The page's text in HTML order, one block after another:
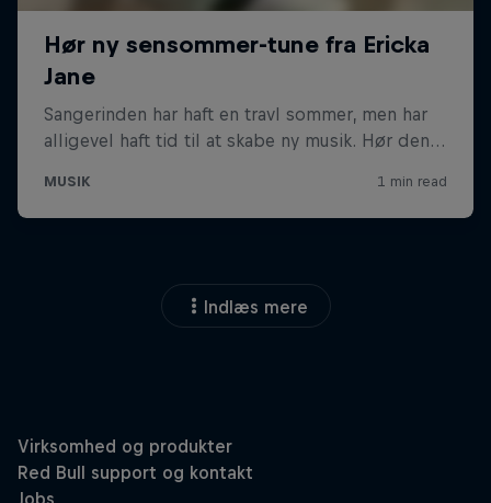
Indlæs mere